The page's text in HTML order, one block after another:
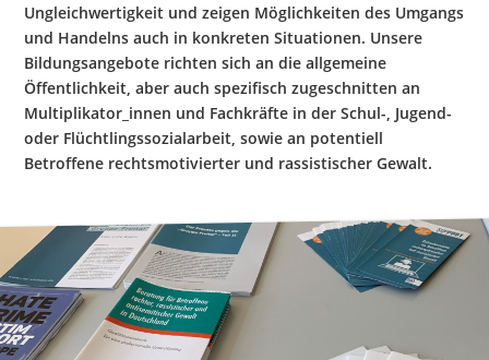
Italiano
Kurdí فارسی Polski
Português
Русский
Español ትግርኛ Türkçe Việt
Ungleichwertigkeit und zeigen Möglichkeiten des Umgangs
und Handelns auch in konkreten Situationen. Unsere
Bildungsangebote richten sich an die allgemeine
Öffentlichkeit, aber auch spezifisch zugeschnitten an
Multiplikator_innen und Fachkräfte in der Schul-, Jugend-
oder Flüchtlingssozialarbeit, sowie an potentiell
Betroffene rechtsmotivierter und rassistischer Gewalt.